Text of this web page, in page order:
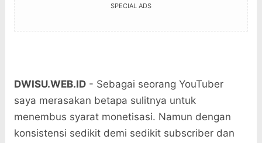
SPECIAL ADS
DWISU.WEB.ID- Sebagai seorang YouTuber
saya merasakan betapa sulitnya untuk
menembus syarat monetisasi. Namun dengan
konsistensi sedikit demi sedikit subscriber dan